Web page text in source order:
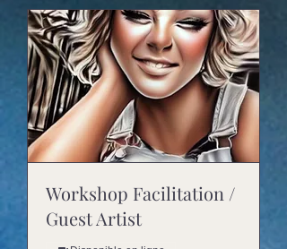
Workshop Facilitation /
Guest Artist